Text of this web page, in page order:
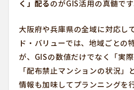
く」配るのがGIS活用の真髄です
大阪府や兵庫県の全域に対応し
ド・バリューでは、地域ごとの
が、GISの数値だけでなく「実
「配布禁止マンションの状況」
情報も加味してプランニングを